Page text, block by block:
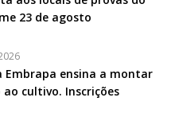
23 de agosto
Embrapa ensina a montar
cultivo. Inscrições